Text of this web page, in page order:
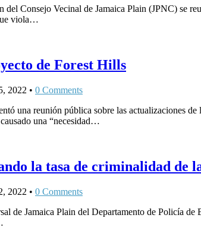
Consejo Vecinal de Jamaica Plain (JPNC) se
viola…
de Forest Hills
2022 • 0 Comments
una reunión pública sobre las actualizaciones
una “necesidad…
la tasa de criminalidad de
2022 • 0 Comments
de Jamaica Plain del Departamento de Policía